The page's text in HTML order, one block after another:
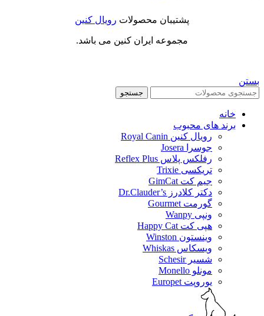
پشتیبان محصولات رویال کنین
مجموعه ایران کنین می باشد.
بستن
جستجو
خانه
برند های محبوب
رویال کنین Royal Canin
جوسرا Josera
رفلکس پلاس Reflex Plus
تریکسی Trixie
جیم کت GimCat
دکتر کلادرز Dr.Clauder’s
گورمت Gourmet
ونپی Wanpy
هپی کت Happy Cat
وینستون Winston
ویسکاس Whiskas
شسیر Schesir
مونلو Monello
یوروپت Europet